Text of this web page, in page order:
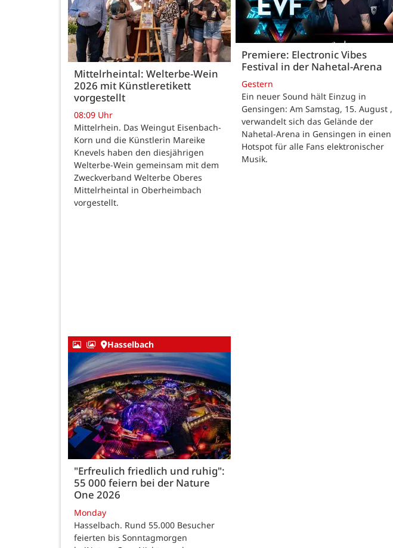
Mittelrheintal: Welterbe-Wein
2026 mit Künstleretikett
vorgestellt
08:09 Uhr
Mittelrhein. Das Weingut Eisenbach-
Korn und die Künstlerin Mareike
Knevels haben den diesjährigen
Welterbe-Wein gemeinsam mit dem
Zweckverband Welterbe Oberes
Mittelrheintal in Oberheimbach
vorgestellt.
Premiere: Electronic Vibes
Festival in der Nahetal-Arena
Gestern
Ein neuer Sound hält Einzug in
Gensingen: Am Samstag, 15. August ,
verwandelt sich das Gelände der
Nahetal-Arena in Gensingen in einen
Hotspot für alle Fans elektronischer
Musik.
Hasselbach
"Erfreulich friedlich und ruhig":
55 000 feiern bei der Nature
One 2026
Monday
Hasselbach. Rund 55.000 Besucher
feierten bis Sonntagmorgen